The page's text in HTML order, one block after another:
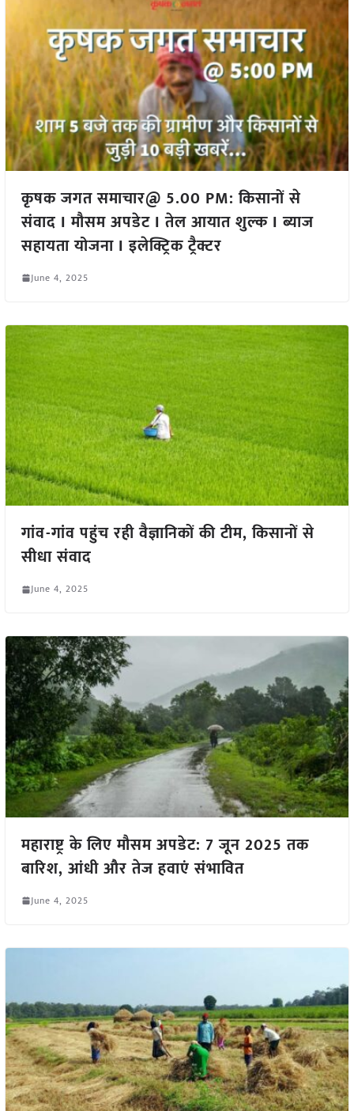
कृषक जगत समाचार@ 5.00 PM: किसानों से
संवाद I मौसम अपडेट I तेल आयात शुल्क I ब्याज
सहायता योजना I इलेक्ट्रिक ट्रैक्टर
June 4, 2025
गांव-गांव पहुंच रही वैज्ञानिकों की टीम, किसानों से
सीधा संवाद
June 4, 2025
महाराष्ट्र के लिए मौसम अपडेट: 7 जून 2025 तक
बारिश, आंधी और तेज हवाएं संभावित
June 4, 2025